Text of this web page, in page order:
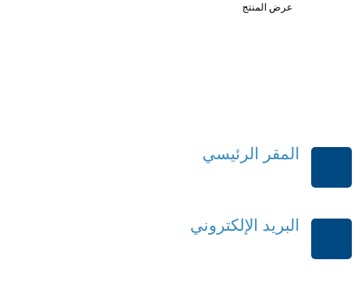
عرض المنتج
المقر الرئيسي
البريد الإلكتروني